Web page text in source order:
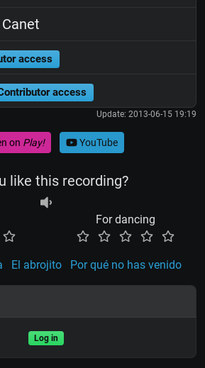
access
access
Update: 2013-06-15 19:19
on Play! YouTube
like this recording?
For dancing
El abrojito Por qué no has venido
Log in